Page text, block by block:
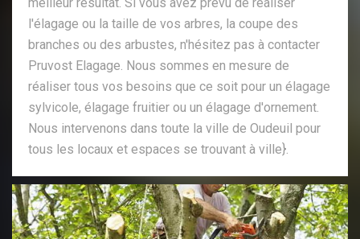
l'élagage ou la taille de vos arbres, la coupe des
branches ou des arbustes, n'hésitez pas à contacter
Pruvost Elagage. Nous sommes en mesure de
réaliser tous vos besoins que ce soit pour un élagage
sylvicole, élagage fruitier ou un élagage d'ornement.
Nous intervenons dans toute la ville de Oudeuil pour
tous les locaux et espaces se trouvant à ville}.